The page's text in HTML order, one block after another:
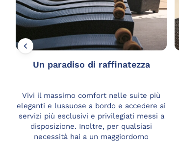
Un paradiso di raffinatezza
Vivi il massimo comfort nelle suite più
eleganti e lussuose a bordo e accedere ai
servizi più esclusivi e privilegiati messi a
disposizione. Inoltre, per qualsiasi
necessità hai a un maggiordomo